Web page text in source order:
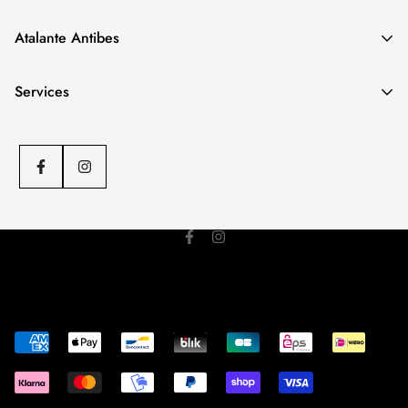
Notre boutique spécialisée
Adresse
: 12 Trav. Lacan, 06600 Antibes
Atalante Antibes
Notre boutique spécialisée
Adresse
Services
C.G.V
Politique d'envoi
Mentions légales